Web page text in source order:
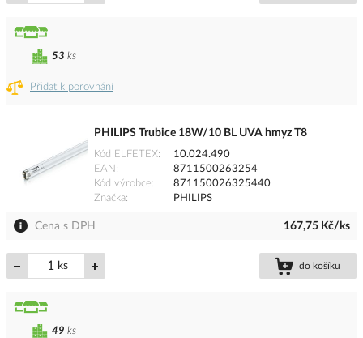
Přidat k porovnání
53 ks
PHILIPS Trubice 18W/10 BL UVA hmyz T8
Kód ELFETEX
10.024.490
EAN
8711500263254
Kód výrobce
871150026325440
Značka
PHILIPS
Cena s DPH 167,75 Kč/ks
ks do košíku
49 ks